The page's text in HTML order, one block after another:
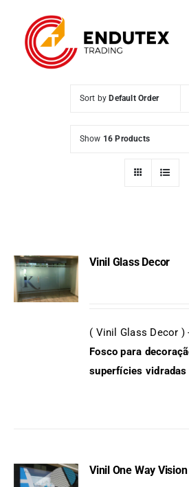
content
Sort by Default Order
Show 16 Products
Vinil Glass Decor
( Vinil Glass Decor )
Fosco para
superfícies vidradas
Vinil One Way Vision